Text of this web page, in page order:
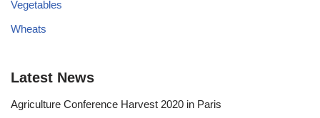
Vegetables
Wheats
Latest News
Agriculture Conference Harvest 2020 in Paris